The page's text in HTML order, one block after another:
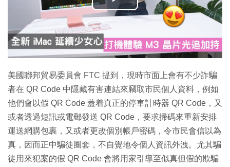
播
影
片
美國聯邦貿易委員會 FTC 提到，現時市面上會有不少詐騙
者在 QR Code 中隱藏有害連結來竊取市民個人資料，例如
他們會以假 QR Code 蓋着真正的停車計時器 QR Code，又
或者透過短訊或電郵發送 QR Code，要求掃碼來重新安排
運送網購包裹，又或者更改個別帳戶密碼，令市民會信以為
真，因而正中騙徒圈套，不自覺地令個人資訊外洩。尤其騙
徒用來犯案的假 QR Code 會將用家引導至似真但假的欺騙